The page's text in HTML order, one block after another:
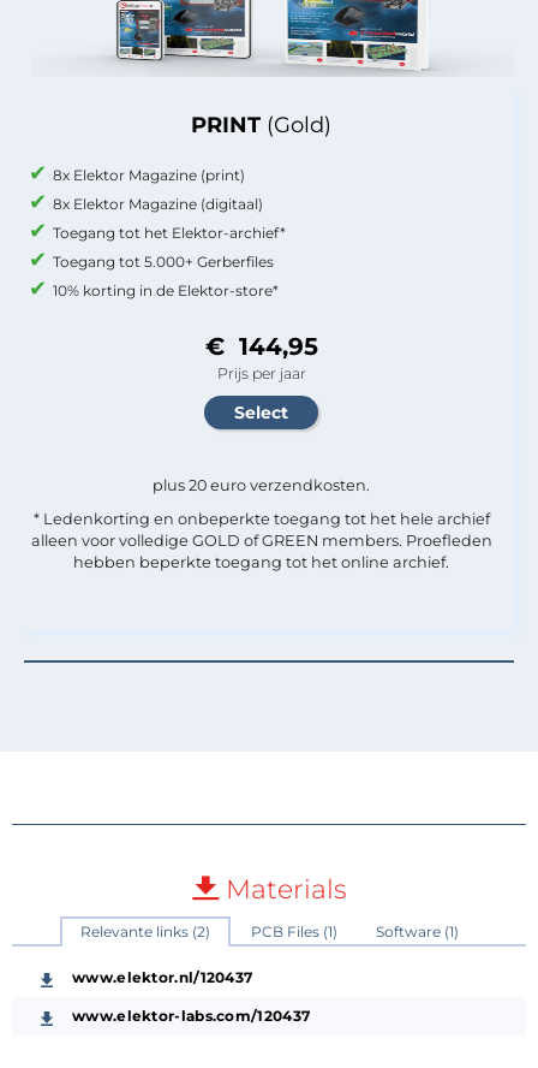
PRINT (Gold)
8x Elektor Magazine (print)
8x Elektor Magazine (digitaal)
Toegang tot het Elektor-archief*
Toegang tot 5.000+ Gerberfiles
10% korting in de Elektor-store*
€ 144,95
Prijs per jaar
plus 20 euro verzendkosten.
* Ledenkorting en onbeperkte toegang tot het hele archief
alleen voor volledige GOLD of GREEN members. Proefleden
hebben beperkte toegang tot het online archief.
Materials
Relevante links (2) PCB Files (1) Software (1)
www.elektor.nl/120437
www.elektor-labs.com/120437